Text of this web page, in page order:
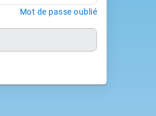
Mot de passe oublié